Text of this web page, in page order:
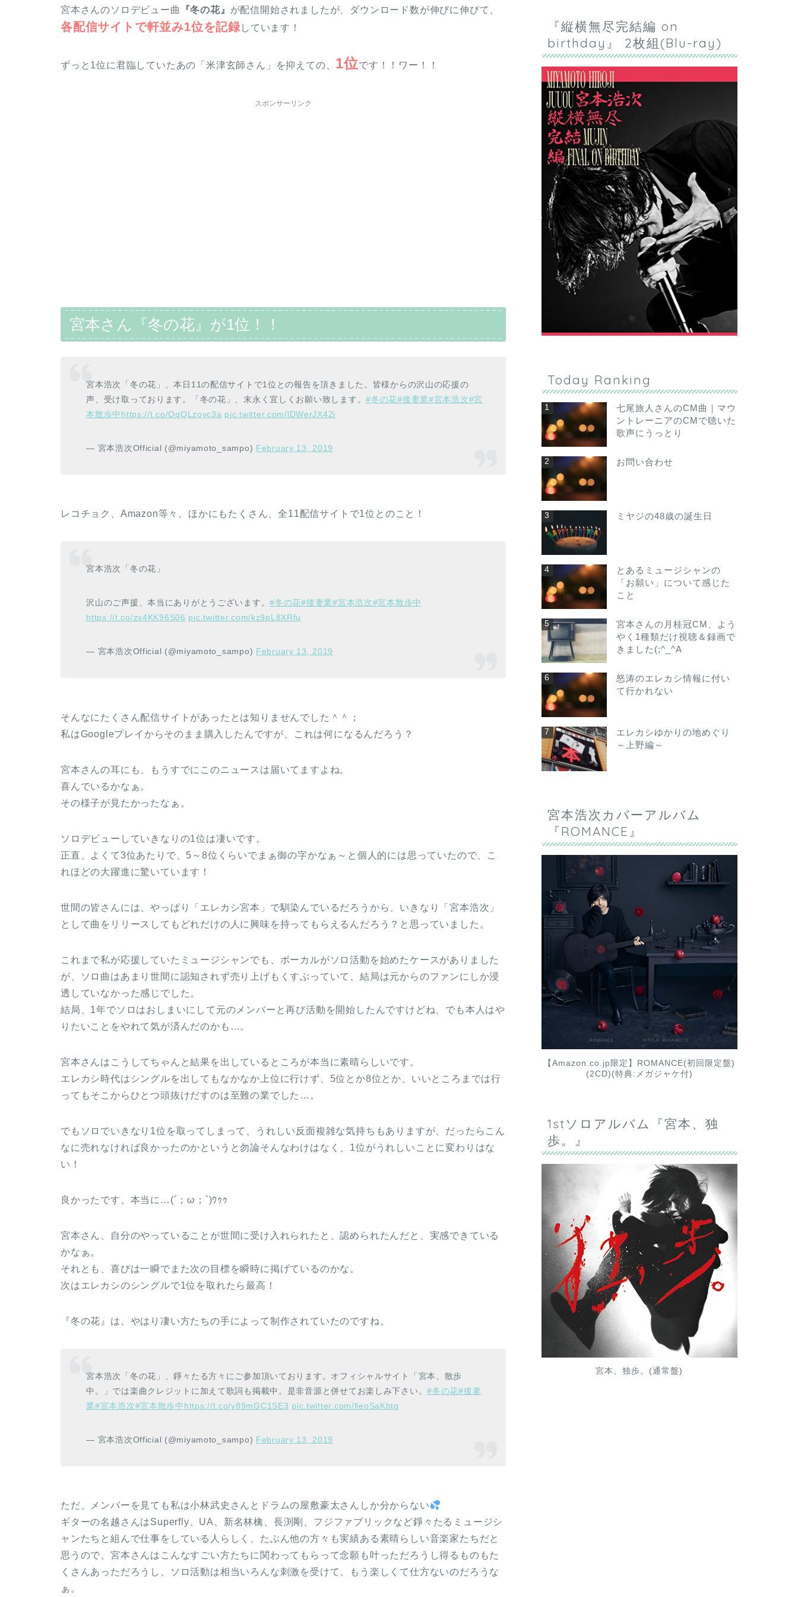
宮本さんのソロデビュー曲 『冬の花』 が配信開始されましたが、ダウンロード数が伸びに伸びて、
各配信サイトで軒並み1位を記録 しています！
ずっと1位に君臨していたあの「米津玄師さん」を抑えての、 1位です！！ワー！！
スポンサーリンク
宮本さん『冬の花』が1位！！
宮本浩次「冬の花」、本日11の配信サイトで1位との報告を頂きました。皆様からの沢山の応援の
声、受け取っております。「冬の花」、末永く宜しくお願い致します。#冬の花#後妻業#宮本浩次#宮
本散歩中 https://t.co/OqQLzoyc3a pic.twitter.com/lDWerJX42i
— 宮本浩次Official (@miyamoto_sampo) February 13, 2019
レコチョク、Amazon等々、ほかにもたくさん、全11配信サイトで1位とのこと！
宮本浩次「冬の花」
沢山のご声援、本当にありがとうございます。#冬の花#後妻業#宮本浩次#宮本散歩中
https://t.co/zx4KK96S06 pic.twitter.com/kz9pL8XRfu
— 宮本浩次Official (@miyamoto_sampo) February 13, 2019
そんなにたくさん配信サイトがあったとは知りませんでした＾＾；
私はGoogleプレイからそのまま購入したんですが、これは何になるんだろう？
宮本さんの耳にも、もうすでにこのニュースは届いてますよね。
喜んでいるかなぁ。
その様子が見たかったなぁ。
ソロデビューしていきなりの1位は凄いです。
正直、よくて3位あたりで、5～8位くらいでまぁ御の字かなぁ～と個人的には思っていたので、こ
れほどの大躍進に驚いています！
世間の皆さんには、やっぱり「エレカシ宮本」で馴染んでいるだろうから、いきなり「宮本浩次」
として曲をリリースしてもどれだけの人に興味を持ってもらえるんだろう？と思っていました。
これまで私が応援していたミュージシャンでも、ボーカルがソロ活動を始めたケースがありました
が、ソロ曲はあまり世間に認知されず売り上げもくすぶっていて、結局は元からのファンにしか浸
透していなかった感じでした。
結局、1年でソロはおしまいにして元のメンバーと再び活動を開始したんですけどね、でも本人はや
りたいことをやれて気が済んだのかも…。
宮本さんはこうしてちゃんと結果を出しているところが本当に素晴らしいです。
エレカシ時代はシングルを出してもなかなか上位に行けず、5位とか8位とか、いいところまでは行
ってもそこからひとつ頭抜けだすのは至難の業でした…。
でもソロでいきなり1位を取ってしまって、うれしい反面複雑な気持ちもありますが、だったらこん
なに売れなければ良かったのかというと勿論そんなわけはなく、1位がうれしいことに変わりはな
い！
良かったです、本当に…(´；ω；`)ｳｩｩ
宮本さん、自分のやっていることが世間に受け入れられたと、認められたんだと、実感できている
かなぁ。
それとも、喜びは一瞬でまた次の目標を瞬時に掲げているのかな。
次はエレカシのシングルで1位を取れたら最高！
『冬の花』は、やはり凄い方たちの手によって制作されていたのですね。
宮本浩次「冬の花」、錚々たる方々にご参加頂いております。オフィシャルサイト「宮本、散歩
中。」では楽曲クレジットに加えて歌詞も掲載中。是非音源と併せてお楽しみ下さい。#冬の花#後妻
業#宮本浩次#宮本散歩中 https://t.co/y89mGC1SE3 pic.twitter.com/lleoSaKbtg
— 宮本浩次Official (@miyamoto_sampo) February 13, 2019
ただ、メンバーを見ても私は小林武史さんとドラムの屋敷豪太さんしか分からない
ギターの名越さんはSuperfly、UA、新名林檎、長渕剛、フジファブリックなど錚々たるミュージシ
ャンたちと組んで仕事をしている人らしく、たぶん他の方々も実績ある素晴らしい音楽家たちだと
思うので、宮本さんはこんなすごい方たちに関わってもらって念願も叶っただろうし得るものもた
くさんあっただろうし、ソロ活動は相当いろんな刺激を受けて、もう楽しくて仕方ないのだろうな
ぁ。
『縦横無尽完結編 on
birthday』 2枚組(Blu-ray)
Today Ranking
七尾旅人さんのCM曲｜マウ
ントレーニアのCMで聴いた
歌声にうっとり
お問い合わせ
ミヤジの48歳の誕生日
とあるミュージシャンの
「お願い」について感じた
こと
宮本さんの月桂冠CM、よう
やく1種類だけ視聴＆録画で
きました(;^_^A
怒涛のエレカシ情報に付い
て行かれない
エレカシゆかりの地めぐり
～上野編～
宮本浩次カバーアルバム
『ROMANCE』
【Amazon.co.jp限定】ROMANCE(初回限定盤)
(2CD)(特典:メガジャケ付)
1stソロアルバム『宮本、独
歩。』
宮本、独歩。(通常盤)